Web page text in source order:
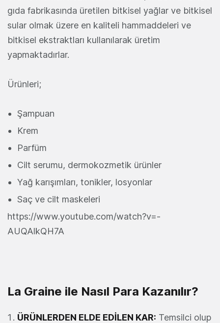
gıda fabrikasında üretilen bitkisel yağlar ve bitkisel
sular olmak üzere en kaliteli hammaddeleri ve
bitkisel ekstraktları kullanılarak üretim
yapmaktadırlar.
Ürünleri;
Şampuan
Krem
Parfüm
Cilt serumu, dermokozmetik ürünler
Yağ karışımları, tonikler, losyonlar
Saç ve cilt maskeleri
https://www.youtube.com/watch?v=-
AUQAlkQH7A
La Graine ile Nasıl Para Kazanılır?
ÜRÜNLERDEN ELDE EDİLEN KAR: Temsilci olup